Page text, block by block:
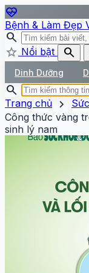
ecg_heart
Bệnh & Làm Đẹp
search
star Nổi bật search
Dinh Dưỡng
search
Trang chủ chevron_right
Công thức vàng
sinh lý nam